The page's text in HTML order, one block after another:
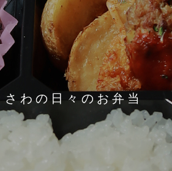
Thoughts on
道の駅いたの 「いたの88サロン」
さわおせち2026
食への知識
6月22日（日）🇹🇭🇻🇳アジアンフェア
7/27～31 日替わりメニュー
2026.07.24
さ わ の 日 々 の お 弁 当